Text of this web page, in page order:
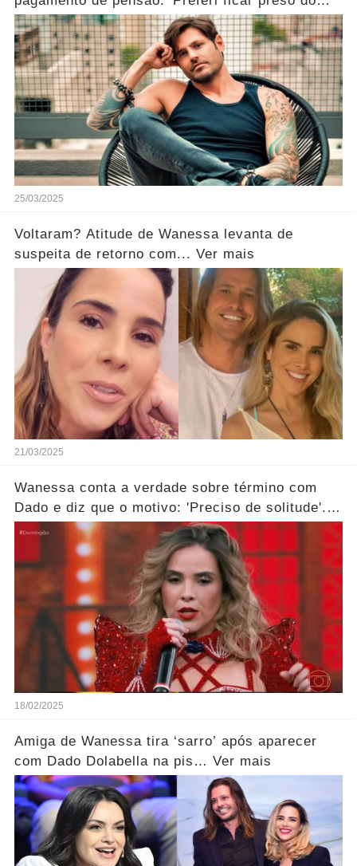
que pagar'
25/03/2025
Voltaram? Atitude de Wanessa levanta de
suspeita de retorno com... Ver mais
21/03/2025
Wanessa conta a verdade sobre término com
Dado e diz que o motivo: 'Preciso de solitude'...
Ver mais
18/02/2025
Amiga de Wanessa tira ‘sarro’ após aparecer
com Dado Dolabella na pis… Ver mais